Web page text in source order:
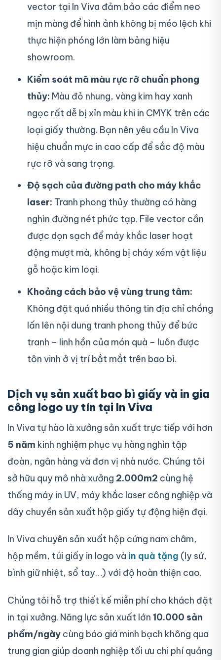
vector tại In Viva đảm bảo các điểm neo
mịn màng để hình ảnh không bị méo lệch khi
thực hiện phóng lớn làm bảng hiệu
showroom.
Kiểm soát mã màu rực rỡ chuẩn phong
thủy: Màu đỏ nhung, vàng kim hay xanh
ngọc rất dễ bị xỉn màu khi in CMYK trên các
loại giấy thường. Bạn nên yêu cầu In Viva
hiệu chuẩn mực in cao cấp để sắc độ màu
rực rỡ và sang trọng.
Độ sạch của đường path cho máy khắc
laser: Tranh phong thủy thường có hàng
nghìn đường nét phức tạp. File vector cần
được dọn sạch để máy khắc laser hoạt
động mượt mà, không bị cháy xém vật liệu
gỗ hoặc kim loại.
Khoảng cách bảo vệ vùng trung tâm:
Không đặt quá nhiều thông tin địa chỉ chồng
lấn lên nội dung tranh phong thủy để bức
tranh – linh hồn của món quà – luôn được
tôn vinh ở vị trí bắt mắt trên bao bì.
Dịch vụ sản xuất bao bì giấy và in gia
công logo uy tín tại In Viva
In Viva tự hào là xưởng sản xuất trực tiếp với hơn
5 năm kinh nghiệm phục vụ hàng nghìn tập
đoàn, ngân hàng và đơn vị nhà nước. Chúng tôi
sở hữu quy mô nhà xưởng 2.000m2 cùng hệ
thống máy in UV, máy khắc laser công nghiệp và
dây chuyền sản xuất hộp giấy tự động hiện đại.
In Viva chuyên sản xuất hộp cứng nam châm,
hộp mềm, túi giấy in logo và in quà tặng (ly sứ,
bình giữ nhiệt, sổ tay…) với độ hoàn thiện cao.
Chúng tôi hỗ trợ thiết kế miễn phí cho khách đặt
in tại xưởng. Năng lực sản xuất lớn 10.000 sản
phẩm/ngày cùng báo giá minh bạch không qua
trung gian giúp doanh nghiệp tối ưu chi phí quảng